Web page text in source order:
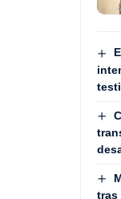
tras